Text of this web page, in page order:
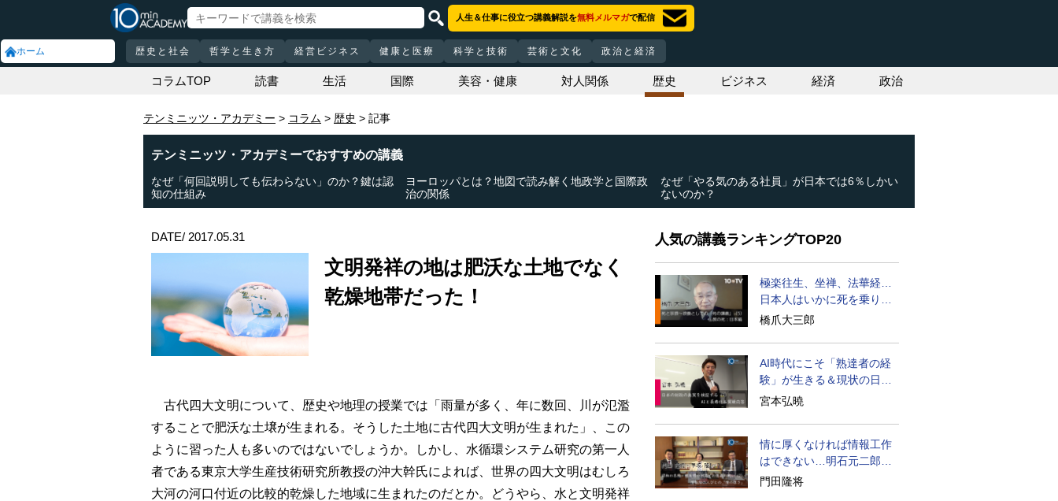
ホーム
人生＆仕事に役立つ講義解説を無料メルマガで配信
歴史と社会 哲学と生き方 経営ビジネス 健康と医療 科学と技術 芸術と文化 政治と経済
コラムTOP 読書 生活 国際 美容・健康 対人関係 歴史 ビジネス 経済 政治
テンミニッツ・アカデミー コラム 歴史 記事
テンミニッツ・アカデミーでおすすめの講義
なぜ「何回説明しても伝わらない」のか？鍵は認
知の仕組み
ヨーロッパとは？地図で読み解く地政学と国際政
治の関係
なぜ「やる気のある社員」が日本では6％しかい
ないのか？
DATE/ 2017.05.31
文明発祥の地は肥沃な土地でなく
乾燥地帯だった！
古代四大文明について、歴史や地理の授業では「雨量が多く、年に数回、川が氾濫
することで肥沃な土壌が生まれる。そうした土地に古代四大文明が生まれた」、この
ように習った人も多いのではないでしょうか。しかし、水循環システム研究の第一人
者である東京大学生産技術研究所教授の沖大幹氏によれば、世界の四大文明はむしろ
大河の河口付近の比較的乾燥した地域に生まれたのだとか。どうやら、水と文明発祥
人気の講義ランキングTOP20
極楽往生、坐禅、法華経…
日本人はいかに死を乗り越
えるか
橋爪大三郎
AI時代にこそ「熟達者の経
験」が生きる＆現状の日本
経済の実情は
宮本弘曉
情に厚くなければ情報工作
はできない…明石元二郎の
対露工作の教訓
門田隆将